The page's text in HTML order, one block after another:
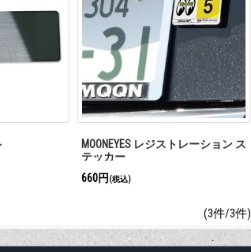
MOONEYES レジストレーション ス
テッカー
660円 (税込)
(3件/3件)